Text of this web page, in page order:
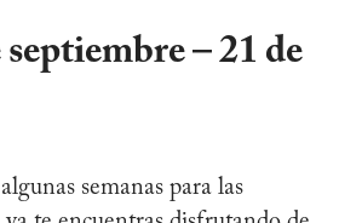
– 21 de
semanas para las